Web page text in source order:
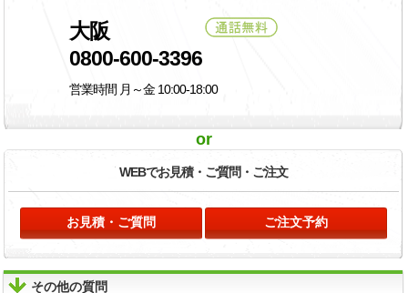
大阪
0800-600-3396
営業時間 月～金 10:00-18:00
or
WEBでお見積・ ご質問・ご注文
お見積・ご質問 ご注文予約
その他の質問